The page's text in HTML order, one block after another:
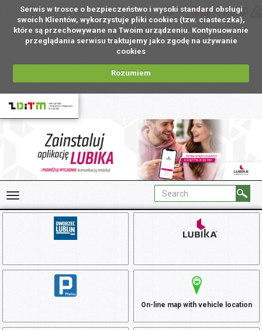
Serwis w trosce o bezpieczeństwo i wysoki standard obsługi
swoich Klientów, wykorzystuje pliki cookies (tzw. ciasteczka),
które są przechowywane na Twoim urządzeniu. Kontynuowanie
przeglądania serwisu traktujemy jako zgodę na używanie
cookies
Rozumiem
EN
On-line map with vehicle location